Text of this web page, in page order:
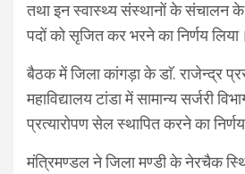
तथा इन स्वास्थ्य संस्थानों के संचालन के
पदों को सृजित कर भरने का निर्णय लिया।
बैठक में जिला कांगड़ा के डाॅ. राजेन्द्र
महाविद्यालय टांडा में सामान्य सर्जरी
प्रत्यारोपण सेल स्थापित करने का
मंत्रिमण्डल ने जिला मण्डी के नेरचैक